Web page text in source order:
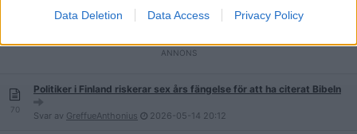
Data Deletion Data Access Privacy Policy
Facebook (2025-02-25)
70
Politiker i Finland riskerar sex års fängelse för att ha citerat Bibeln
Svar av GreffueAnthonius 2026-05-14 20:12